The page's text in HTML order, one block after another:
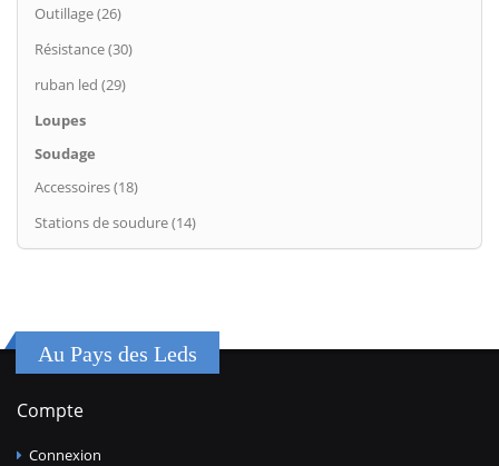
Outillage (26)
Résistance (30)
ruban led (29)
Loupes
Soudage
Accessoires (18)
Stations de soudure (14)
Au Pays des Leds
Compte
Connexion